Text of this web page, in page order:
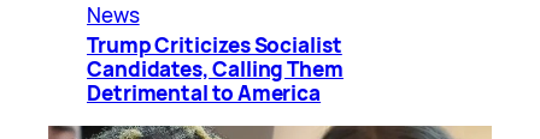
News
Trump Criticizes Socialist
Candidates, Calling Them
Detrimental to America